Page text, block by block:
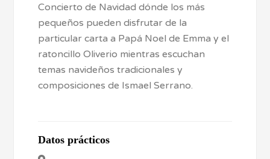
Concierto de Navidad dónde los más
pequeños pueden disfrutar de la
particular carta a Papá Noel de Emma y el
ratoncillo Oliverio mientras escuchan
temas navideños tradicionales y
composiciones de Ismael Serrano.
Datos prácticos